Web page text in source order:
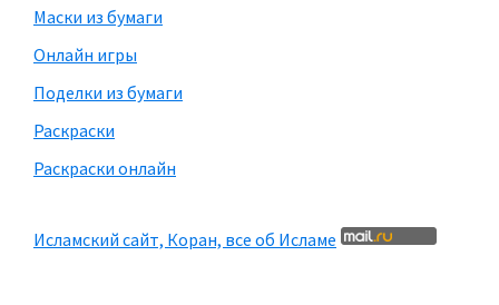
Маски из бумаги
Онлайн игры
Поделки из бумаги
Раскраски
Раскраски онлайн
Исламский сайт, Коран, все об Исламе